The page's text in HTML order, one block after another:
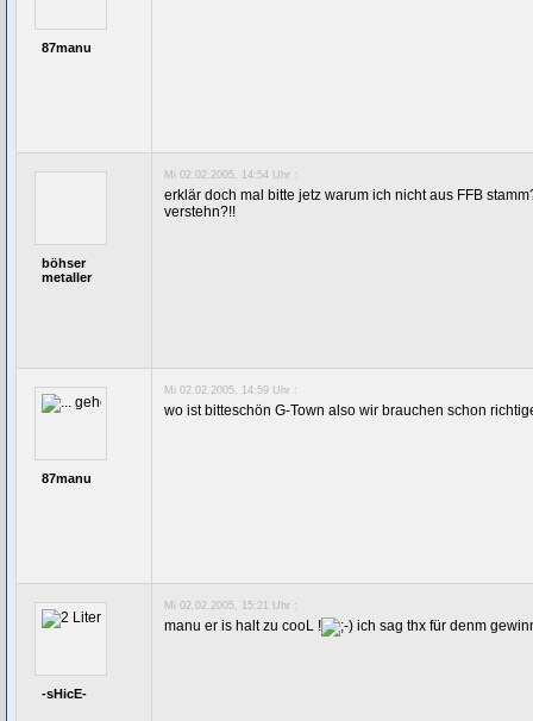
87manu
böhser
metaller
Mi 02.02.2005, 14:54 Uhr :
erklär doch mal bitte jetz warum ich nicht aus FFB
verstehn?!!
87manu
Mi 02.02.2005, 14:59 Uhr :
wo ist bitteschön G-Town also wir brauchen schon
-sHicE-
Mi 02.02.2005, 15:21 Uhr :
manu er is halt zu cooL ! ich sag thx für denm